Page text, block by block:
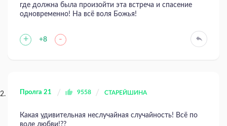
где должна была произойти эта встреча и спасение
одновременно! На всё воля Божья!
+ +8 -
Пролга 21 9558 СТАРЕЙШИНА
Какая удивительная неслучайная случайность! Всё по
воле любви!??